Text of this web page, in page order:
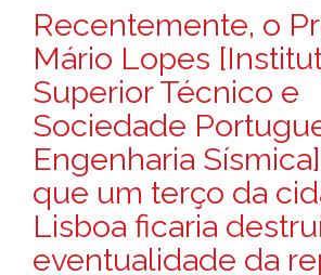
Recentemente, o
Mário Lopes
Superior Técnico e
Sociedade
Engenharia
que um terço da
Lisboa ficaria
eventualidade da